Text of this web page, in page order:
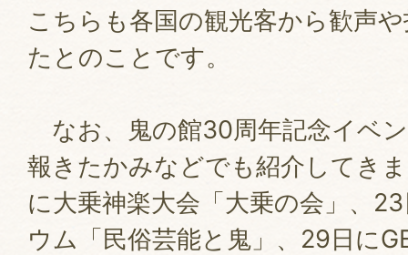
こちらも各国の観光客から歓声
たとのことです。
なお、鬼の館30周年記念イベ
報きたかみなどでも紹介してき
に大乗神楽大会「大乗の会」、
ウム「民俗芸能と鬼」、29日に